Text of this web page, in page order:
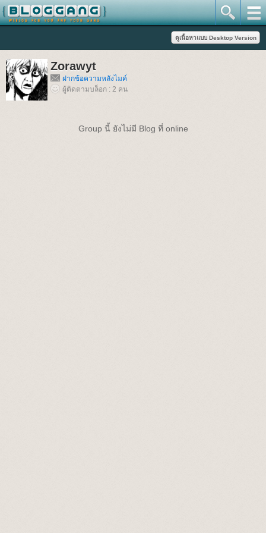
Zorawyt
ฝากข้อความหลังไมค์
ผู้ติดตามบล็อก : 2 คน
Group นี้ ยังไม่มี Blog ที่ online